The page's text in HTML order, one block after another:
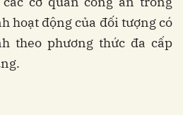
hoạt động của đối tượng có
theo phương thức đa cấp